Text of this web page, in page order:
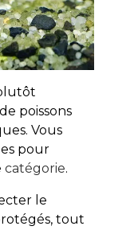
poissons
Vous
pour
catégorie.
le
tout